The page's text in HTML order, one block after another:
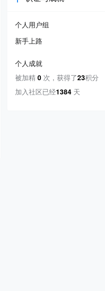
个人用户组
新手上路
个人成就
被加精 0 次 ， 获得了23积分
加入社区已经1384 天